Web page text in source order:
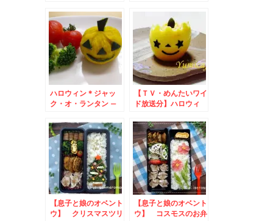
ハロウィン＊ジャッ
ク・オ・ランタン –
かぼちゃとチーズ★
【ＴＶ・めんたいワイ
ド放送分】ハロウィ
ク・オー・ランタンの
作り方～キャラ弁＊簡
単
【息子と娘のオベント
ウ】 クリスマスツリ
【息子と娘のオベント
ウ】 コスモスのお弁